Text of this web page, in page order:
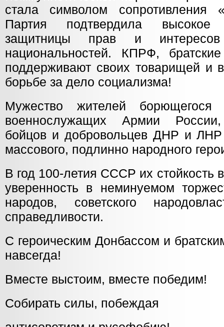
стала символом сопротивления
Партия подтвердила высокое
защитницы прав и
национальностей. КПРФ,
поддерживают своих товарищей и
борьбе за дело социализма!
Мужество жителей борющегося
военнослужащих Армии России,
бойцов и добровольцев ДНР и
массового, подлинно народного
В год 100-летия СССР их стойкость
уверенность в неминуемом
народов, советского
справедливости.
С героическим Донбассом и
навсегда!
Вместе выстоим, вместе победим!
Собирать силы, побеждая